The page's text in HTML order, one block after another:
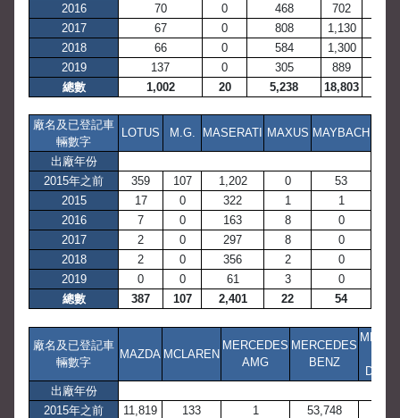
2016
70 0 468 702
2017
67 0 808 1,130
2018
66 0 584 1,300
2019
137 0 305 889
總數
1,002 20 5,238 18,803
廠名及已登記車
輛數字
LOTUS M.G. MASERATI MAXUS MAYBACH
出廠年份
2015年之前
359 107 1,202 0
53
2015
17 0 322 1
1
2016
7 0 163 8
0
2017
2 0 297 8
0
2018
2 0 356 2
0
2019
0 0 61 3
0
總數
387 107 2,401 22 54
廠名及已登記車
輛數字
MAZDA MCLAREN
MERCEDES
AMG
MERCEDES
BENZ
出廠年份
2015年之前
11,819 133 1 53,748